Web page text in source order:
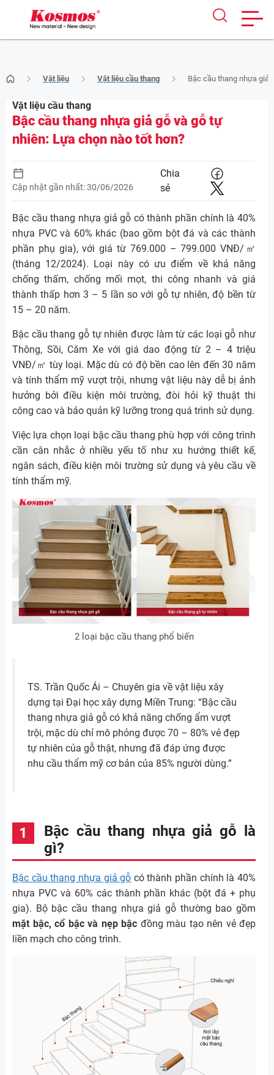
to
content
Vật liệu Vật liệu cầu thang Bậc cầu thang nhựa giả
Vật liệu cầu thang
Bậc cầu thang nhựa giả gỗ và gỗ tự
nhiên: Lựa chọn nào tốt hơn?
Cập nhật gần nhất: 30/06/2026
Chia
sẻ
Bậc cầu thang nhựa giả gỗ có thành phần chính là 40%
nhựa PVC và 60% khác (bao gồm bột đá và các thành
phần phụ gia), với giá từ 769.000 – 799.000 VNĐ/㎡
(tháng 12/2024). Loại này có ưu điểm về khả năng
chống thấm, chống mối mọt, thi công nhanh và giá
thành thấp hơn 3 – 5 lần so với gỗ tự nhiên, độ bền từ
15 – 20 năm.
Bậc cầu thang gỗ tự nhiên được làm từ các loại gỗ như
Thông, Sồi, Căm Xe với giá dao động từ 2 – 4 triệu
VNĐ/㎡ tùy loại. Mặc dù có độ bền cao lên đến 30 năm
và tính thẩm mỹ vượt trội, nhưng vật liệu này dễ bị ảnh
hưởng bởi điều kiện môi trường, đòi hỏi kỹ thuật thi
công cao và bảo quản kỹ lưỡng trong quá trình sử dụng.
Việc lựa chọn loại bậc cầu thang phù hợp với công trình
cần cân nhắc ở nhiều yếu tố như xu hướng thiết kế,
ngân sách, điều kiện môi trường sử dụng và yêu cầu về
tính thẩm mỹ.
2 loại bậc cầu thang phổ biến
TS. Trần Quốc Ái – Chuyên gia về vật liệu xây
dựng tại Đại học xây dựng Miền Trung: “Bậc cầu
thang nhựa giả gỗ có khả năng chống ẩm vượt
trội, mặc dù chỉ mô phỏng được 70 – 80% vẻ đẹp
tự nhiên của gỗ thật, nhưng đã đáp ứng được
nhu cầu thẩm mỹ cơ bản của 85% người dùng.”
Bậc cầu thang nhựa giả gỗ là
gì?
Bậc cầu thang nhựa giả gỗ có thành phần chính là 40%
nhựa PVC và 60% các thành phần khác (bột đá + phụ
gia). Bộ bậc cầu thang nhựa giả gỗ thường bao gồm
mặt bậc, cổ bậc và nẹp bậc đồng màu tạo nên vẻ đẹp
liền mạch cho công trình.